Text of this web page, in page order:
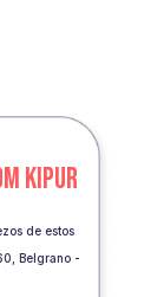
KIPUR
de estos
Belgrano -